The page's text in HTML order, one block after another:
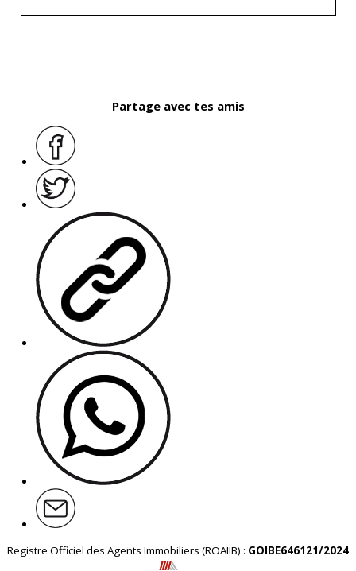
Partage avec tes amis
Registre Officiel des Agents Immobiliers (ROAIIB) : GOIBE646121/2024